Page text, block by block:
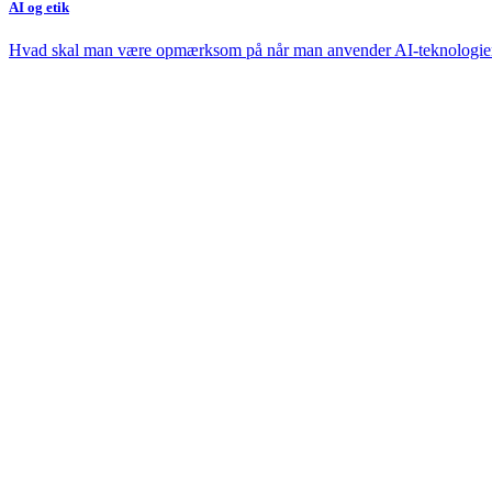
AI og etik
Hvad skal man være opmærksom på når man anvender AI-